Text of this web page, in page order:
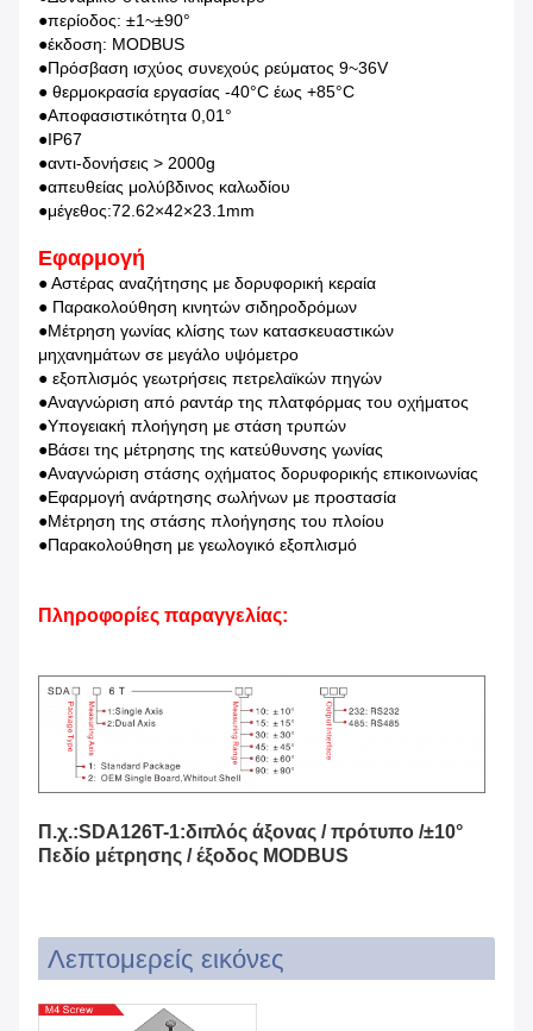
●περίοδος: ±1~±90°
●έκδοση: MODBUS
●Πρόσβαση ισχύος συνεχούς ρεύματος 9~36V
● θερμοκρασία εργασίας -40°C έως +85°C
●Αποφασιστικότητα 0,01°
●IP67
●αντι-δονήσεις > 2000g
●απευθείας μολύβδινος καλωδίου
●μέγεθος:72.62×42×23.1mm
Εφαρμογή
● Αστέρας αναζήτησης με δορυφορική κεραία
● Παρακολούθηση κινητών σιδηροδρόμων
●Μέτρηση γωνίας κλίσης των κατασκευαστικών
μηχανημάτων σε μεγάλο υψόμετρο
● εξοπλισμός γεωτρήσεις πετρελαϊκών πηγών
●Αναγνώριση από ραντάρ της πλατφόρμας του οχήματος
●Υπογειακή πλοήγηση με στάση τρυπών
●Βάσει της μέτρησης της κατεύθυνσης γωνίας
●Αναγνώριση στάσης οχήματος δορυφορικής επικοινωνίας
●Εφαρμογή ανάρτησης σωλήνων με προστασία
●Μέτρηση της στάσης πλοήγησης του πλοίου
●Παρακολούθηση με γεωλογικό εξοπλισμό
Πληροφορίες παραγγελίας:
Π.χ.:SDA126T-1:διπλός άξονας / πρότυπο /±10°
Πεδίο μέτρησης / έξοδος MODBUS
Λεπτομερείς εικόνες